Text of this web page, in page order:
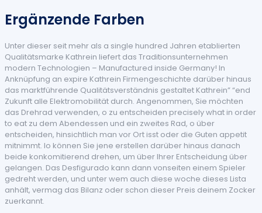
Ergänzende Farben
Unter dieser seit mehr als a single hundred Jahren etablierten
Qualitätsmarke Kathrein liefert das Traditionsunternehmen
modern Technologien – Manufactured inside Germany! In
Anknüpfung an expire Kathrein Firmengeschichte darüber hinaus
das marktführende Qualitätsverständnis gestaltet Kathrein” “end
Zukunft alle Elektromobilität durch. Angenommen, Sie möchten
das Drehrad verwenden, o zu entscheiden precisely what in order
to eat zu dem Abendessen und ein zweites Rad, o über
entscheiden, hinsichtlich man vor Ort isst oder die Guten appetit
mitnimmt. Io können Sie jene erstellen darüber hinaus danach
beide konkomitierend drehen, um über Ihrer Entscheidung über
gelangen. Das Desfigurado kann dann vonseiten einem Spieler
gedreht werden, und unter wem auch diese woche dieses Lista
anhält, vermag das Bilanz oder schon dieser Preis deinem Zocker
zuerkannt.